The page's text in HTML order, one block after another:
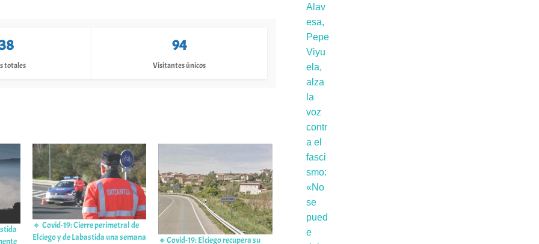
totales
94
Visitantes únicos
🔸 Covid-19: Cierre perimetral de
Elciego y de Labastida una semana
🔸Covid-19: Elciego recupera su